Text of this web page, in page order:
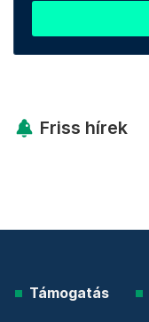
Friss hírek
Támogatás